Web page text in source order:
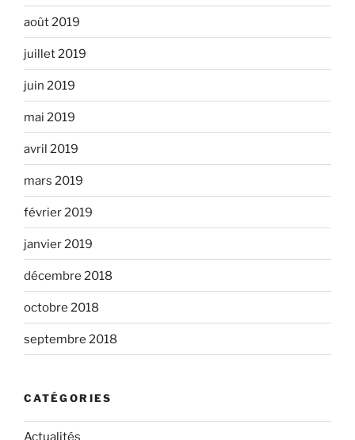
août 2019
juillet 2019
juin 2019
mai 2019
avril 2019
mars 2019
février 2019
janvier 2019
décembre 2018
octobre 2018
septembre 2018
CATÉGORIES
Actualités